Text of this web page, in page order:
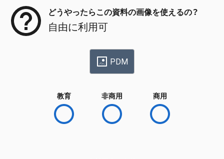
どうやったらこの資料の画像を使えるの？
自由に利用可
PDM
教育 非商用 商用